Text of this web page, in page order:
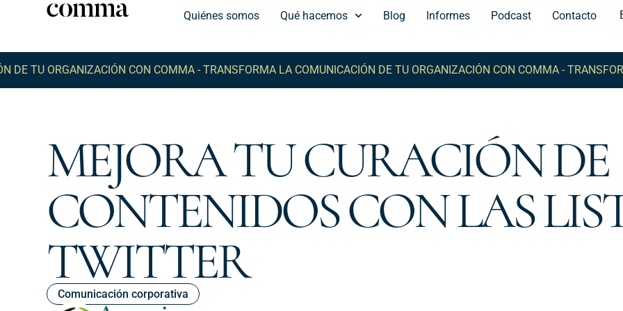
Quiénes somos Qué hacemos Blog Informes Podcast Contacto
TU ORGANIZACIÓN CON COMMA -TRANSFORMA LA COMUNICACIÓN DE TU ORGANIZACIÓN CON COMMA -TRANSFORMA
MEJORA TU CURACIÓN DE
CONTENIDOS CON LAS
TWITTER
Comunicación corporativa